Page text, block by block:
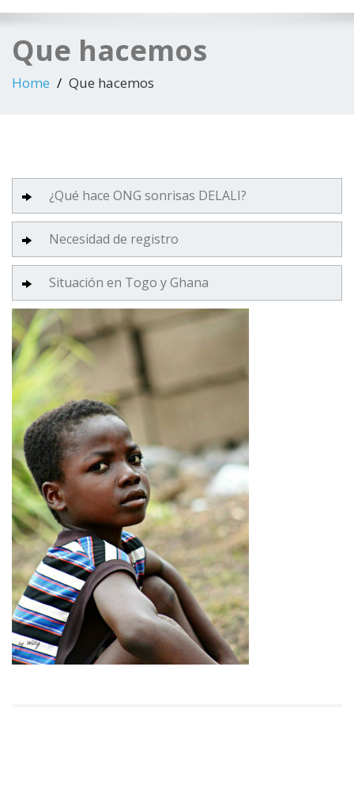
Que hacemos
Home Que hacemos
¿Qué hace ONG sonrisas DELALI?
Necesidad de registro
Situación en Togo y Ghana